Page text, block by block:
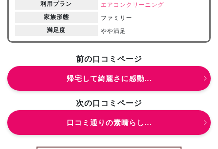
利用プラン
エアコンクリーニング
家族形態
ファミリー
満足度
やや満足
前の口コミページ
帰宅して綺麗さに感動...
次の口コミページ
口コミ通りの素晴らし...